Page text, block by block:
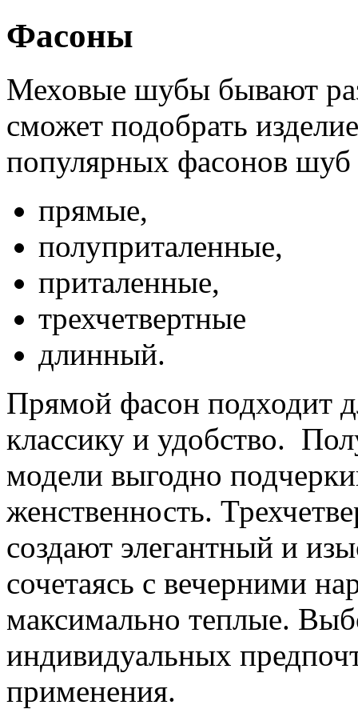
Фасоны
Меховые шубы бывают
сможет подобрать
популярных фасонов
прямые,
полуприталенные,
приталенные,
трехчетвертные
длинный.
Прямой фасон подходит
классику и удобство.
модели выгодно
женственность.
создают элегантный и
сочетаясь с вечерними
максимально теплые.
индивидуальных
применения.